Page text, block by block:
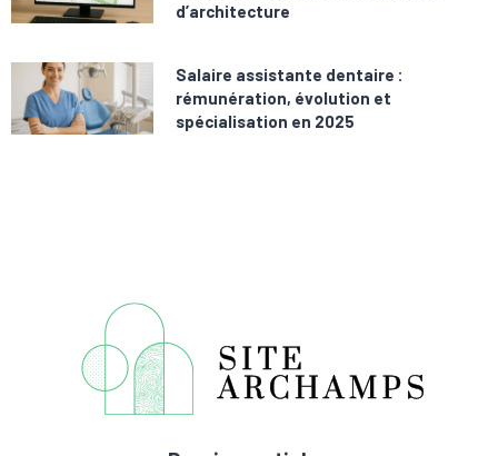
d’architecture
Salaire assistante dentaire :
rémunération, évolution et
spécialisation en 2025